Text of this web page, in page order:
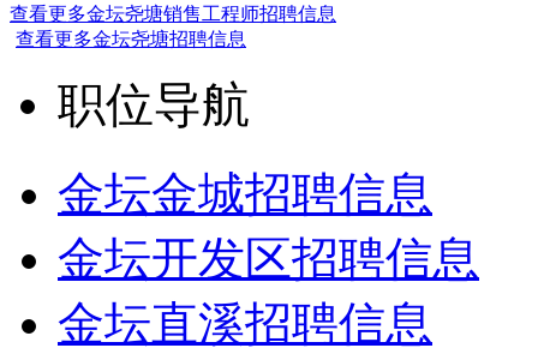
查看更多金坛尧塘销售工程师招聘信息
查看更多金坛尧塘招聘信息
职位导航
金坛金城招聘信息
金坛开发区招聘信息
金坛直溪招聘信息